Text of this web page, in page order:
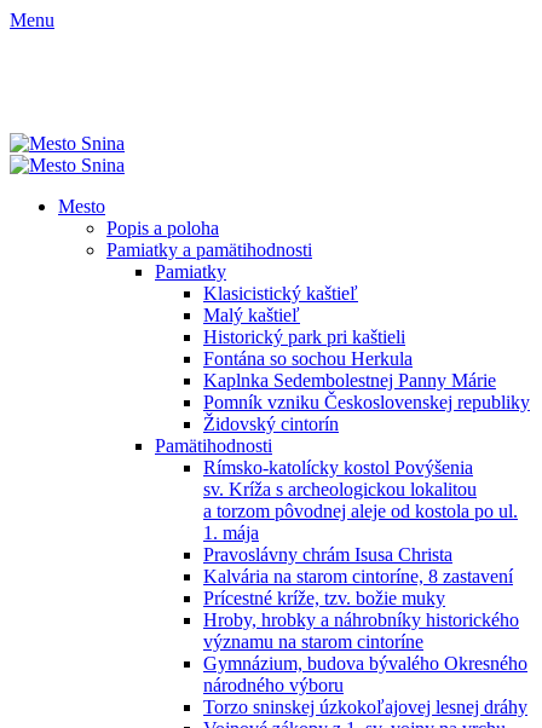
Menu
Mesto
Popis a poloha
Pamiatky a pamätihodnosti
Pamiatky
Klasicistický kaštieľ
Malý kaštieľ
Historický park pri kaštieli
Fontána so sochou Herkula
Kaplnka Sedembolestnej Panny Márie
Pomník vzniku Československej republiky
Židovský cintorín
Pamätihodnosti
Rímsko-katolícky kostol Povýšenia
sv. Kríža s archeologickou lokalitou
a torzom pôvodnej aleje od kostola po ul.
1. mája
Pravoslávny chrám Isusa Christa
Kalvária na starom cintoríne, 8 zastavení
Prícestné kríže, tzv. božie muky
Hroby, hrobky a náhrobníky historického
významu na starom cintoríne
Gymnázium, budova bývalého Okresného
národného výboru
Torzo sninskej úzkokoľajovej lesnej dráhy